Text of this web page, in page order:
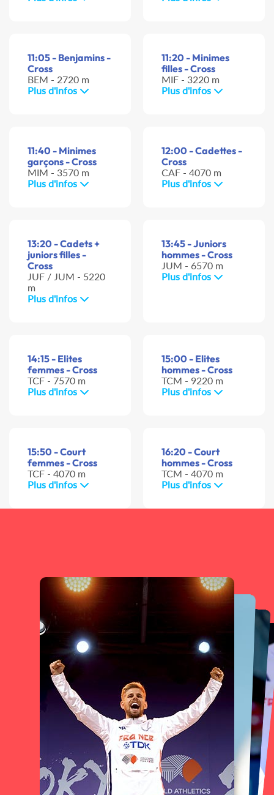
11:05 - Benjamins -
Cross
BEM - 2720 m
Plus d'infos
11:20 - Minimes
filles - Cross
MIF - 3220 m
Plus d'infos
11:40 - Minimes
garçons - Cross
MIM - 3570 m
Plus d'infos
12:00 - Cadettes -
Cross
CAF - 4070 m
Plus d'infos
13:20 - Cadets +
juniors filles -
Cross
JUF / JUM - 5220
m
Plus d'infos
13:45 - Juniors
hommes - Cross
JUM - 6570 m
Plus d'infos
14:15 - Elites
femmes - Cross
TCF - 7570 m
Plus d'infos
15:00 - Elites
hommes - Cross
TCM - 9220 m
Plus d'infos
15:50 - Court
femmes - Cross
TCF - 4070 m
Plus d'infos
16:20 - Court
hommes - Cross
TCM - 4070 m
Plus d'infos